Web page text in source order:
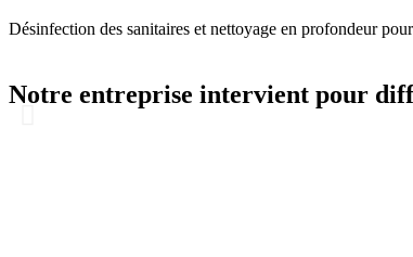
Désinfection des sanitaires et nettoyage en profondeur
Notre entreprise intervient pour